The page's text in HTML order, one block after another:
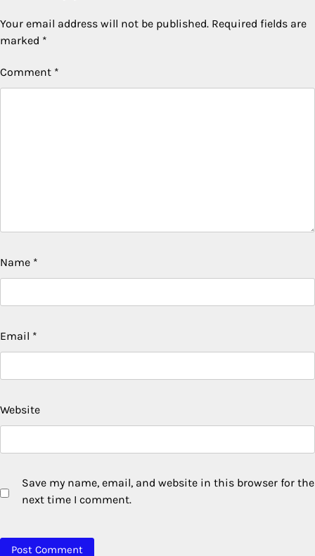
Your email address will not be published. Required fields are
marked *
Comment *
Name *
Email *
Website
Save my name, email, and website in this browser for the
next time I comment.